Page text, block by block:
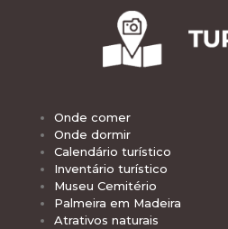
Onde comer
Onde dormir
Calendário turístico
Inventário turístico
Museu Cemitério
Palmeira em Madeira
Atrativos naturais